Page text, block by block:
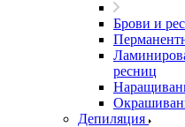
Брови и
ресниц
Депиляция